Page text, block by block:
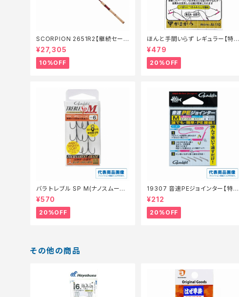
SCORPION 2651R2【継続セール
_ロッド】【10】
¥27,305
10%OFF
ほんと手間いらず レギュラー【特価
仕掛】【20】
¥479
20%OFF
バラ トレブル SP M(ナノスムース
コート)【特価仕掛】【20】
¥570
20%OFF
19307 音速PEジョインター【特価
仕掛】【20】
¥212
20%OFF
その他の商品